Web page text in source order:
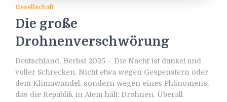
Gesellschaft
Die große
Drohnenverschwörung
Deutschland, Herbst 2025 – Die Nacht ist dunkel und
voller Schrecken. Nicht etwa wegen Gespenstern oder
dem Klimawandel, sondern wegen eines Phänomens,
das die Republik in Atem hält: Drohnen. Überall